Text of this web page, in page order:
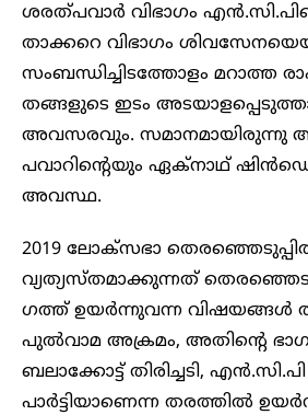
ശരത്പവാർ വിഭാ​ഗം
താക്കറെ വിഭാ​ഗം
സംബന്ധിച്ചിടത്തോളം മറാത്ത
തങ്ങളുടെ ഇടം
അവസരവും. സമാനമായിരുന്നു
പവാറിന്റെയും ഏക്നാഥ്
അവസ്ഥ.
2019 ലോക്സഭാ
വ്യത്യസ്തമാക്കുന്നത്
ഗത്ത് ഉയർന്നുവന്ന വിഷയങ്ങൾ
പുൽവാമ അക്രമം, അതിന്റെ
ബലാക്കോട്ട് തിരിച്ചടി,
പാർട്ടിയാണെന്ന തരത്തിൽ